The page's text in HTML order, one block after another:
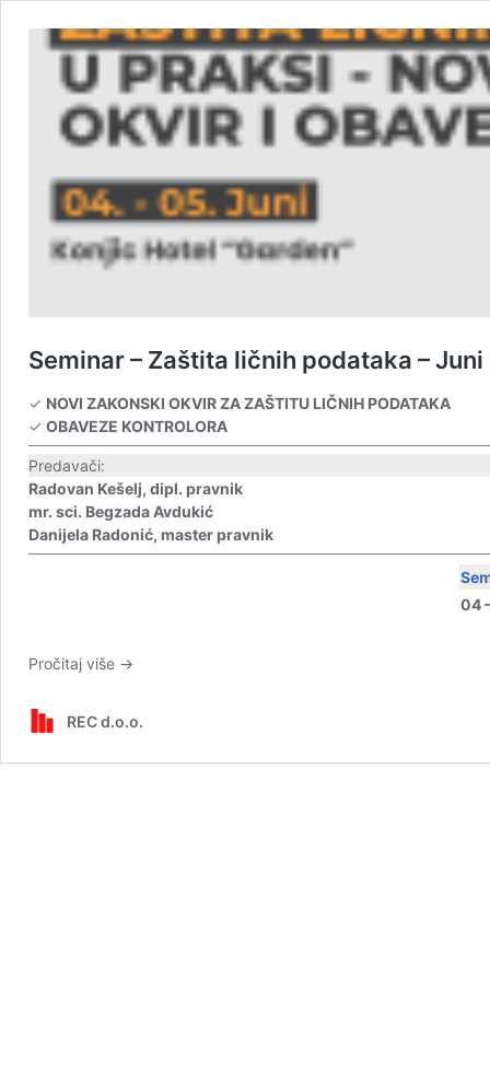
Seminar – Zaštita ličnih podataka –
✓ NOVI ZAKONSKI OKVIR ZA ZAŠTITU LIČNIH PODATAKA
✓ OBAVEZE KONTROLORA
Predavači:
Radovan Kešelj, dipl. pravnik
mr. sci. Begzada Avdukić
Danijela Radonić, master pravnik
04
Pročitaj više →
REC d.o.o.